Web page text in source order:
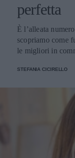
perfetta
È l’alleata
scopriamo come
le migliori in
STEFANIA CICIRELLO